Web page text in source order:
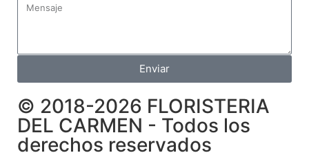
Enviar
© 2018-2026 FLORISTERIA
DEL CARMEN - Todos los
derechos reservados